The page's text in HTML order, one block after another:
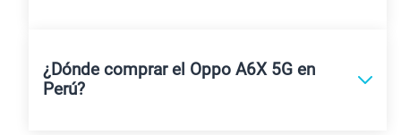
¿Dónde comprar el Oppo A6X 5G en
Perú?